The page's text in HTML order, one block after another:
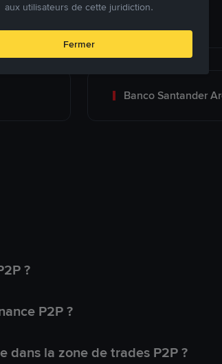
?
P2P ?
dans la zone de trades P2P ?
aux utilisateurs de cette juridiction.
Fermer